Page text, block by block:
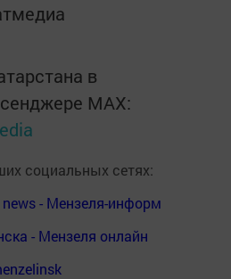
в
MАХ:
социальных сетях:
- Мензеля-информ
- Мензеля онлайн